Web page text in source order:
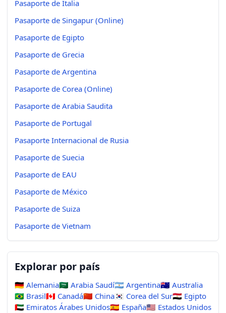
Pasaporte de Italia
Pasaporte de Singapur (Online)
Pasaporte de Egipto
Pasaporte de Grecia
Pasaporte de Argentina
Pasaporte de Corea (Online)
Pasaporte de Arabia Saudita
Pasaporte de Portugal
Pasaporte Internacional de Rusia
Pasaporte de Suecia
Pasaporte de EAU
Pasaporte de México
Pasaporte de Suiza
Pasaporte de Vietnam
Explorar por país
🇩🇪 Alemania🇸🇦 Arabia Saudí🇦🇷 Argentina🇦🇺 Australia
🇧🇷 Brasil🇨🇦 Canadá🇨🇳 China🇰🇷 Corea del Sur🇪🇬 Egipto
🇦🇪 Emiratos Árabes Unidos🇪🇸 España🇺🇸 Estados Unidos